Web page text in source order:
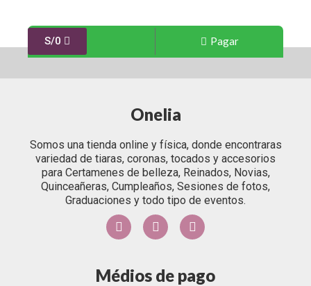
S/0 Pagar
Onelia
Somos una tienda online y física, donde encontraras
variedad de tiaras, coronas, tocados y accesorios
para Certamenes de belleza, Reinados, Novias,
Quinceañeras, Cumpleaños, Sesiones de fotos,
Graduaciones y todo tipo de eventos.
Médios de pago